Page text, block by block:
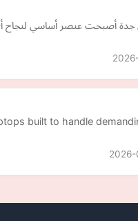
أصبحت عنصر أساسي لنجاح أي
built to handle
2026-